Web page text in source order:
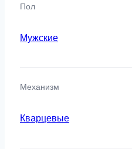
Пол
Мужские
Механизм
Кварцевые